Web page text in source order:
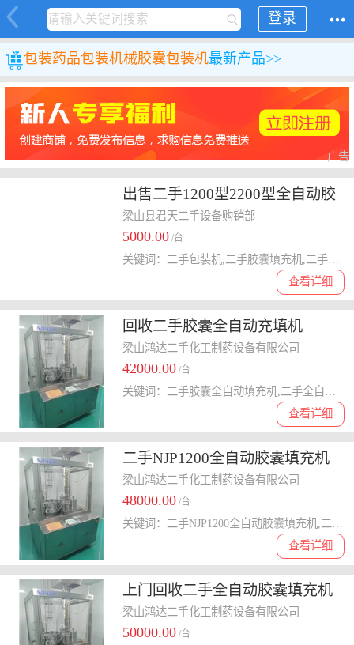
登录
包装药品包装机械胶囊包装机最新产品>>
广告
出售二手1200型2200型全自动胶
囊填充机
梁山县君天二手设备购销部
5000.00 /台
查看详细
回收二手胶囊全自动充填机
梁山鸿达二手化工制药设备有限公司
42000.00 /台
查看详细
二手NJP1200全自动胶囊填充机
梁山鸿达二手化工制药设备有限公司
48000.00 /台
查看详细
上门回收二手全自动胶囊填充机
梁山鸿达二手化工制药设备有限公司
50000.00 /台